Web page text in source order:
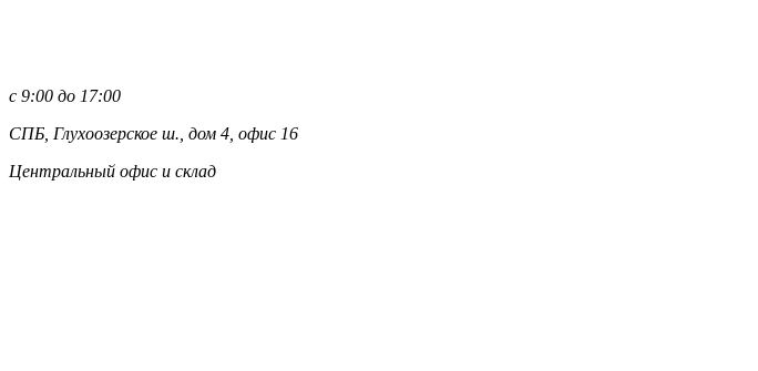
с 9:00 до 17:00
СПБ, Глухоозерское ш., дом 4, офис 16
Центральный офис и склад